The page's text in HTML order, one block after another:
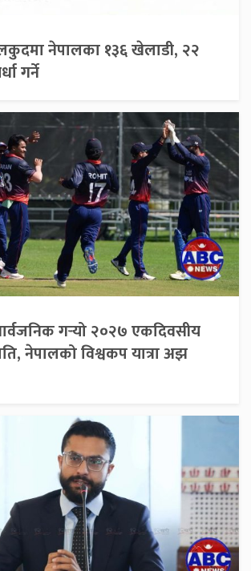
नेपालका १३६ खेलाडी, २२
गर्ने
गर्‍यो २०२७ एकदिवसीय
नेपालको विश्वकप यात्रा अझ